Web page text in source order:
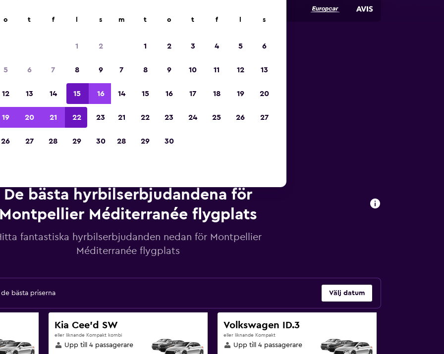
2023
De bästa hyrbilserbjudandena för
Méditerranée flygplats
fantastiska hyrbilserbjudanden nedan för Montpellier
Méditerranée flygplats
bästa priserna Välj datum
Kia Cee'd SW
eller liknande Kompakt kombi
Upp till 4 passagerare
Volkswagen ID.3
eller liknande Kompakt
Upp till 4 passagerare
o t f s
1 2
5 6 7 8 9
12 13 14 15 16
19 20 21 22 23
26 27 28 29 30
m t o t f s
1 2 3 4 5 6
7 8 9 10 11 12 13
14 15 16 17 18 19 20
21 22 23 24 25 26 27
28 29 30